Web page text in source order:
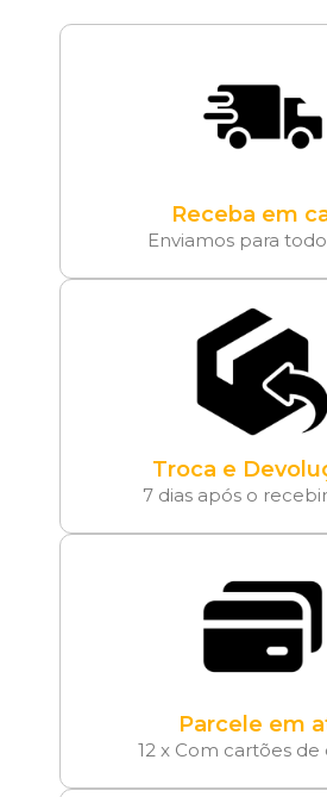
Receba em
Enviamos para
Troca e
7 dias após o
Parcele em
12 x Com cartões